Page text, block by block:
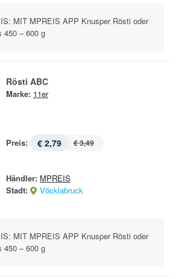
MIT MPREIS APP Knusper Rösti oder
450 – 600 g
Rösti ABC
Marke: 11er
Preis: € 2,79 € 3,49
Händler: MPREIS
Stadt:
Vöcklabruck
MIT MPREIS APP Knusper Rösti oder
450 – 600 g